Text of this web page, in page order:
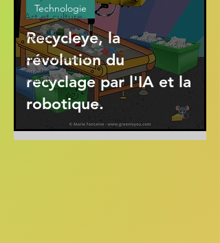
Art et culture
Vidéos
Environnement
Insolite
Recycleye, la
révolution du
recyclage par l'IA et la
robotique.
Technologie